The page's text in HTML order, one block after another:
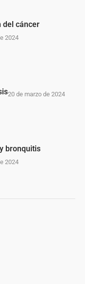
del cáncer
2024
20 de marzo de 2024
bronquitis
2024